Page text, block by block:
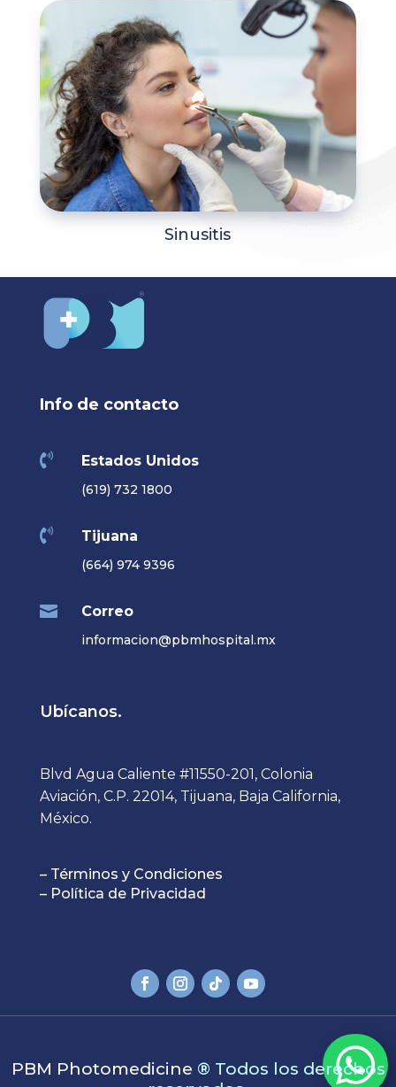
Sinusitis
Info de contacto
 Estados Unidos
(619) 732 1800
 Tijuana
(664) 974 9396
 Correo
informacion@pbmhospital.mx
Ubícanos.
Blvd Agua Caliente #11550-201, Colonia
Aviación, C.P. 22014, Tijuana, Baja California,
México.
– Términos y Condiciones
– Política de Privacidad

PBM Photomedicine ® Todos los derechos